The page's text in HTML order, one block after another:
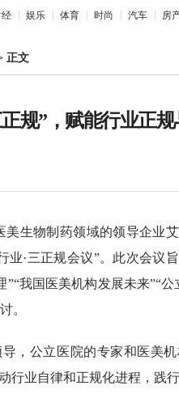
经 娱乐 体育 时尚 汽车 房
正文
规”，赋能行业正
生物制药领域的领导企业
业·三正规会议”。此次会议
我国医美机构发展未来”“
。
，公立医院的专家和医美
行业自律和正规化进程，践